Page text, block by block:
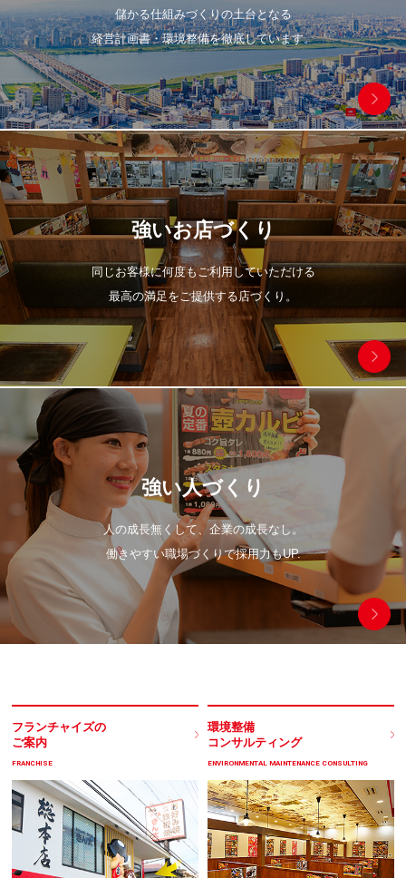
儲かる仕組みづくりの土台となる
経営計画書・環境整備を徹底しています。
強いお店づくり
同じお客様に何度もご利用していただける
最高の満足をご提供する店づくり。
強い人づくり
人の成長無くして、企業の成長なし。
働きやすい職場づくりで採用力もUP.
フランチャイズの
ご案内
FRANCHISE
環境整備
コンサルティング
ENVIRONMENTAL MAINTENANCE CONSULTING